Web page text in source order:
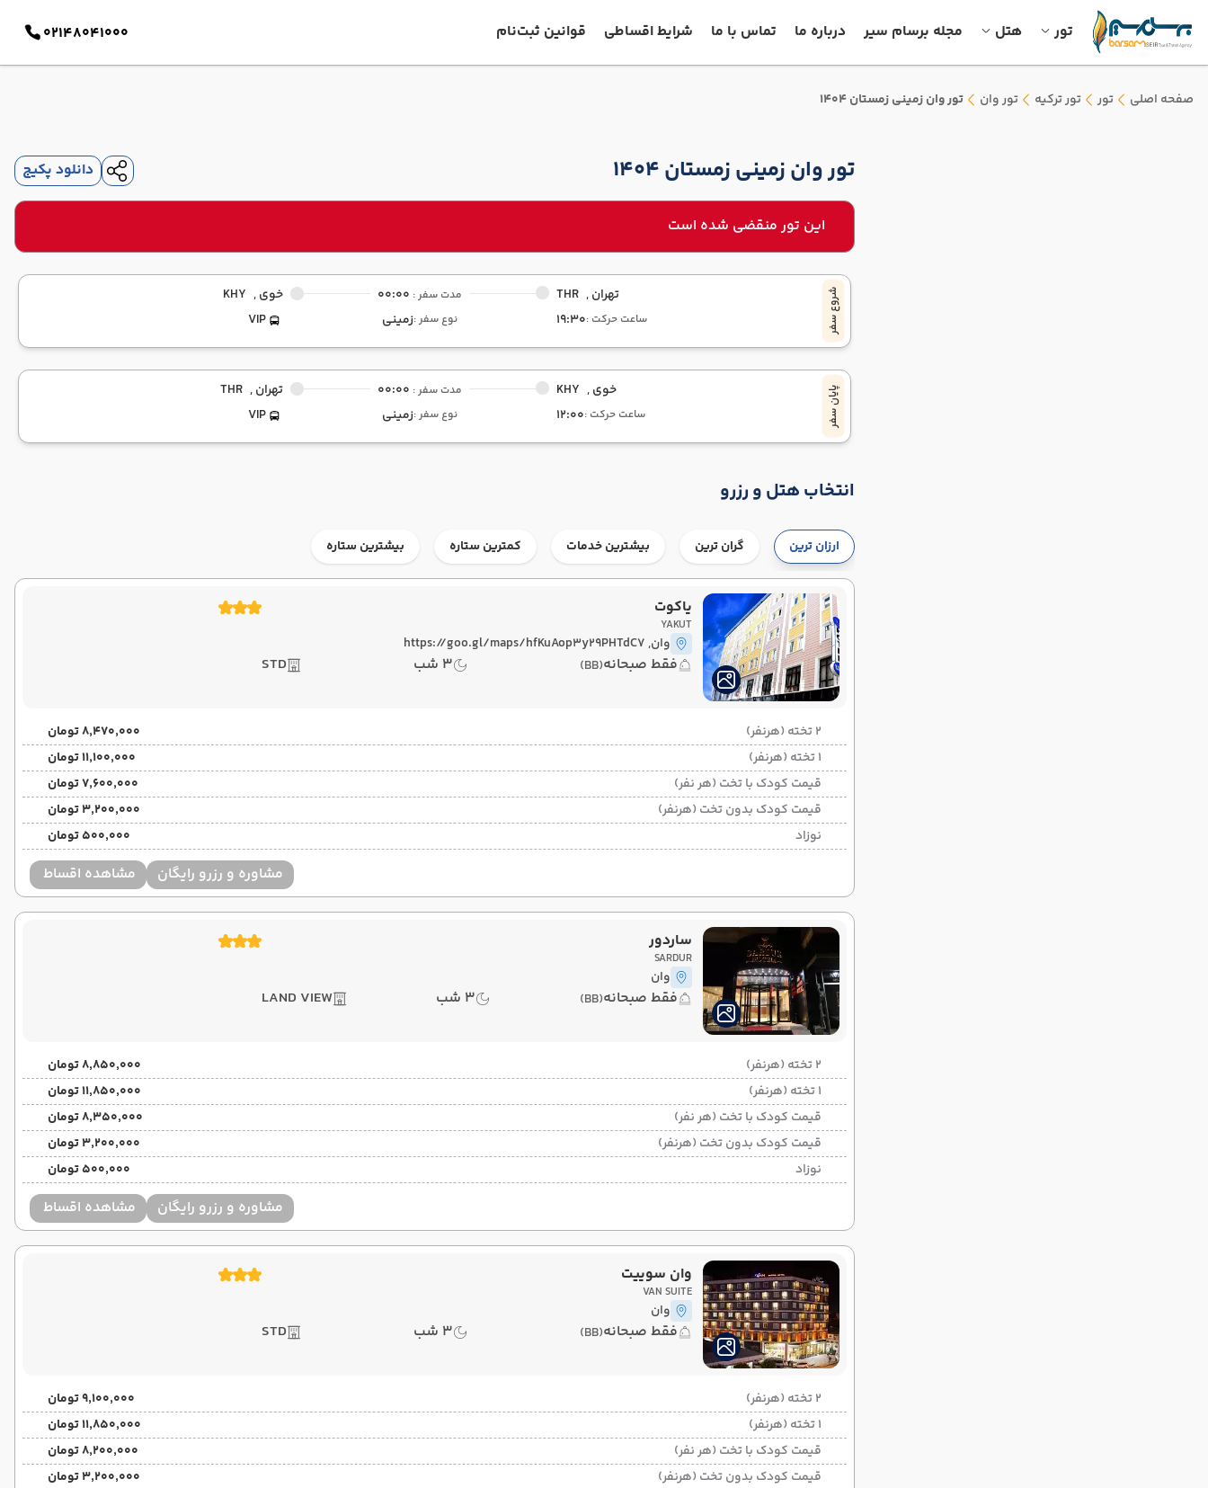
تور هتل مجله برسام سیر درباره ما تماس با ما شرایط اقساطی قوانین ثبت‌نام 02148041000
صفحه اصلی تور تور ترکیه تور وان تور وان زمینی زمستان 1404
تور وان زمینی زمستان 1404 دانلود پکیج
این تور منقضی شده است
شروع سفر تهران , THR
ساعت حرکت :19:30
مدت سفر : 00:00
نوع سفر :زمینی
خوی , KHY
VIP
پایان سفر خوی , KHY
ساعت حرکت :12:00
مدت سفر : 00:00
نوع سفر :زمینی
تهران , THR
VIP
انتخاب هتل و رزرو
ارزان ترین گران ترین بیشترین خدمات کمترین ستاره بیشترین ستاره
یاکوت
YAKUT
وان, https://goo.gl/maps/hfKuAop3y29PHTdC7
فقط صبحانه(BB) 3 شب STD
2 تخته (هرنفر)
۸٬۴۷۰٬۰۰۰ تومان
1 تخته (هرنفر)
۱۱٬۱۰۰٬۰۰۰ تومان
قیمت کودک با تخت (هر نفر)
۷٬۶۰۰٬۰۰۰ تومان
قیمت کودک بدون تخت (هرنفر)
۳٬۲۰۰٬۰۰۰ تومان
نوزاد
۵۰۰٬۰۰۰ تومان
مشاوره و رزرو رایگان مشاهده اقساط
ساردور
SARDUR
وان
فقط صبحانه(BB) 3 شب LAND VIEW
2 تخته (هرنفر)
۸٬۸۵۰٬۰۰۰ تومان
1 تخته (هرنفر)
۱۱٬۸۵۰٬۰۰۰ تومان
قیمت کودک با تخت (هر نفر)
۸٬۳۵۰٬۰۰۰ تومان
قیمت کودک بدون تخت (هرنفر)
۳٬۲۰۰٬۰۰۰ تومان
نوزاد
۵۰۰٬۰۰۰ تومان
مشاوره و رزرو رایگان مشاهده اقساط
وان سوییت
VAN SUITE
وان
فقط صبحانه(BB) 3 شب STD
2 تخته (هرنفر)
۹٬۱۰۰٬۰۰۰ تومان
1 تخته (هرنفر)
۱۱٬۸۵۰٬۰۰۰ تومان
قیمت کودک با تخت (هر نفر)
۸٬۲۰۰٬۰۰۰ تومان
قیمت کودک بدون تخت (هرنفر)
۳٬۲۰۰٬۰۰۰ تومان